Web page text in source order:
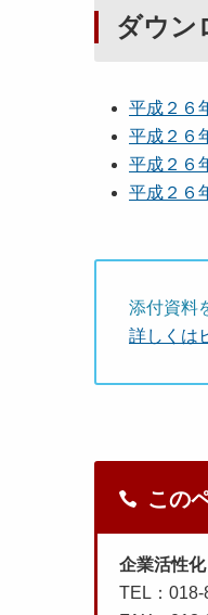
ダウン
平成２６
平成２６
平成２６
平成２６
添付資料
詳しくは
この
企業活性
TEL：